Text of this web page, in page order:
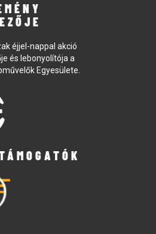
éjjel-nappal akció
és lebonyolítója a
Egyesülete.